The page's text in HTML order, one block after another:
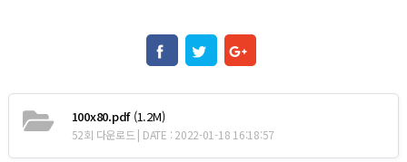
100x80.pdf(1.2M)
52회 다운로드 | DATE : 2022-01-18 16:18:57